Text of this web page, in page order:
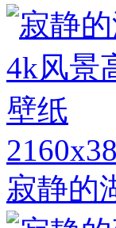
寂静的